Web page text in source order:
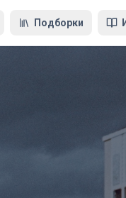
Подборки